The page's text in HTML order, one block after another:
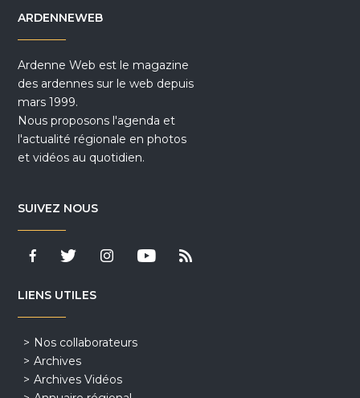
ARDENNEWEB
Ardenne Web est le magazine
des ardennes sur le web depuis
mars 1999.
Nous proposons l'agenda et
l'actualité régionale en photos
et vidéos au quotidien.
SUIVEZ NOUS
LIENS UTILES
Nos collaborateurs
Archives
Archives Vidéos